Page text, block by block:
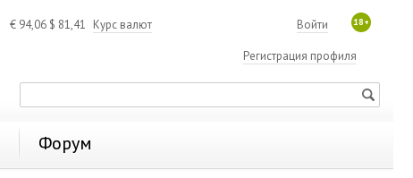
€ 94,06 $ 81,41 Курс валют 18+
Войти
Регистрация профиля
Форум